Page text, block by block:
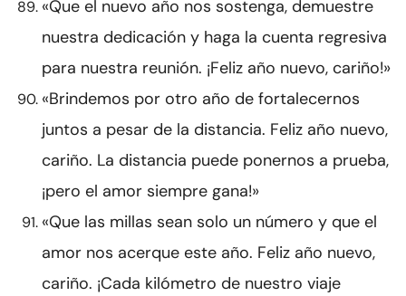
«Que el nuevo año nos sostenga, demuestre
nuestra dedicación y haga la cuenta regresiva
para nuestra reunión. ¡Feliz año nuevo, cariño!»
«Brindemos por otro año de fortalecernos
juntos a pesar de la distancia. Feliz año nuevo,
cariño. La distancia puede ponernos a prueba,
¡pero el amor siempre gana!»
«Que las millas sean solo un número y que el
amor nos acerque este año. Feliz año nuevo,
cariño. ¡Cada kilómetro de nuestro viaje